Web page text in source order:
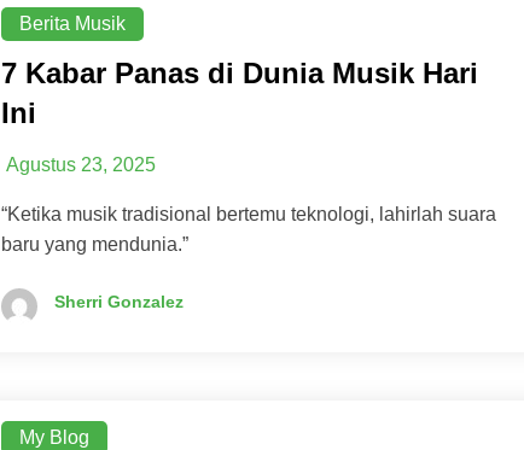
Berita Musik
7 Kabar Panas di Dunia Musik Hari
Ini
Agustus 23, 2025
“Ketika musik tradisional bertemu teknologi, lahirlah suara
baru yang mendunia.”
Sherri Gonzalez
My Blog